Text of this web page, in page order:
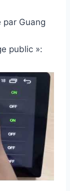
par Guang
public »: